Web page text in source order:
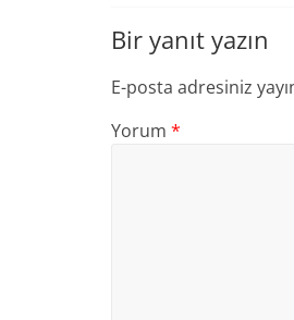
Bir yanıt yazın
E-posta adresiniz
Yorum *